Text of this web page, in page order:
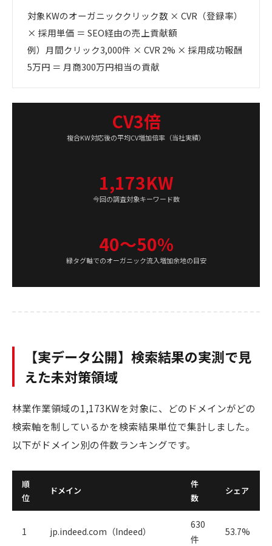
対象KWのオーガニッククリック数 × CVR（登録率）
× 採用単価 ＝ SEO経由の売上貢献額
例）月間クリック3,000件 × CVR 2% × 採用成功報酬
5万円 ＝ 月商300万円相当の貢献
CV3倍
複合KW対応後の平均CV増加倍率（当社実績）
1,173KW
今回の調査対象キーワード数
40〜50%
緑タグ軸でのオーガニック流入増加余地の目安
【実データ公開】検索結果の実測で見
えた未対策領域
林業作業領域の1,173KWを対象に、どのドメインがどの
検索軸を制しているかを検索結果単位で集計しました。
以下がドメイン別の件数ランキングです。
順
位
ドメイン
件
数
シェア
1 jp.indeed.com（Indeed）
630
件
53.7%